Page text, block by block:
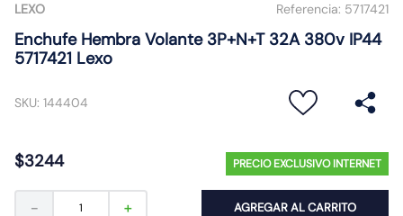
LEXO Referencia: 5717421
Enchufe Hembra Volante 3P+N+T 32A 380v IP44
5717421 Lexo
SKU: 144404
$3244 PRECIO EXCLUSIVO INTERNET
＋
－ AGREGAR AL CARRITO
matixgo
8.
ampolleta
diferencial